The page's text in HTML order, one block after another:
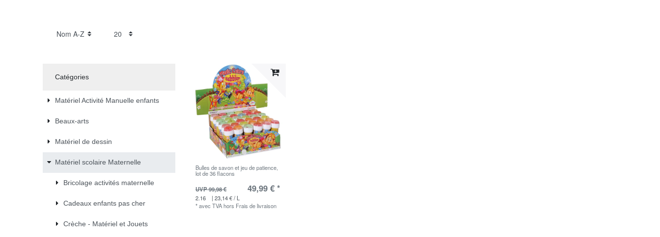
Catégories
Matériel Activité Manuelle enfants
Beaux-arts
Matériel de dessin
Matériel scolaire Maternelle
Bricolage activités maternelle
Cadeaux enfants pas cher
Crèche - Matériel et Jouets
Bulles de savon et jeu de patience,
lot de 36 flacons
UVP 99,98 €
49,99 € *
2.16
| 23,14 € / L
*avec TVAhors Frais de livraison